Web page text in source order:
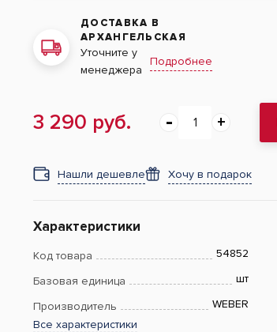
ДОСТАВКА В
АРХАНГЕЛЬСКАЯ
Уточните у
менеджера
Подробнее
3 290 руб.
Нашли дешевле Хочу в подарок
Характеристики
Код товара 54852
Базовая единица шт
Производитель WEBER
Все характеристики